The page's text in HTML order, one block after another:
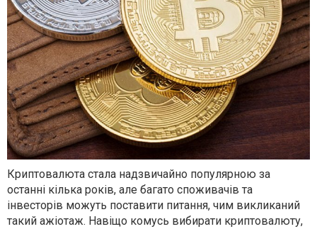
Криптовалюта стала надзвичайно популярною за
останні кілька років, але багато споживачів та
інвесторів можуть поставити питання, чим викликаний
такий ажіотаж. Навіщо комусь вибирати криптовалюту,